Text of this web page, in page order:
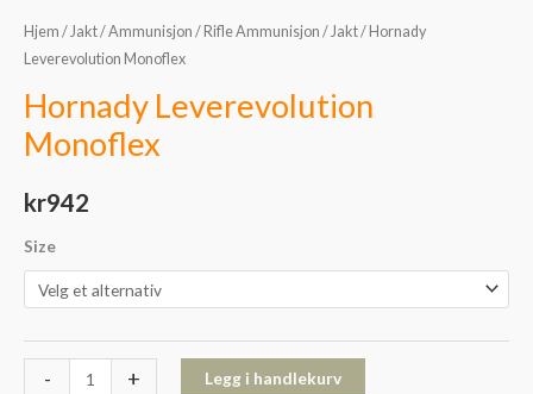
Hjem / Jakt/Ammunisjon / Rifle Ammunisjon / Jakt/ Hornady
Leverevolution Monoflex
Hornady Leverevolution
Monoflex
kr942
Size
- + Legg i handlekurv